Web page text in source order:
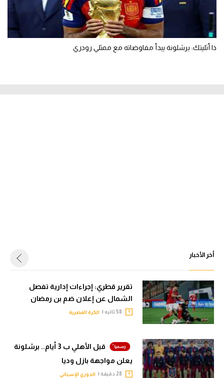
ذا أثليتك: برشلونة يبدأ مفاوضاته مع ممثلي رودري
أخر الأخبار
تقرير قطري: إجراءات إدارية تفصل
الشمال عن إعلان ضم بن رمضان
الكرة المصرية
قبل الأهلي ب 3 أيام.. برشلونة
يعلن مواجهة بازل وديا
الدوري الإسباني